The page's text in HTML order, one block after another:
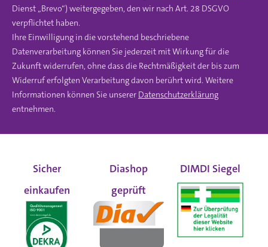
Dienst „Brevo“) weitergegeben, den wir nach Art. 28 DSGVO
verpflichtet haben.
Ihre Einwilligung in die vorstehend beschriebene
Datenverarbeitung können Sie jederzeit mit Wirkung für die
Zukunft widerrufen, ohne dass die Rechtmäßigkeit der bis zum
Widerruf erfolgten Verarbeitung davon berührt wird. Weitere
Informationen können Sie unserer Datenschutzerklärung
entnehmen.
Sicher
einkaufen
Diashop
geprüft
DIMDI Siegel